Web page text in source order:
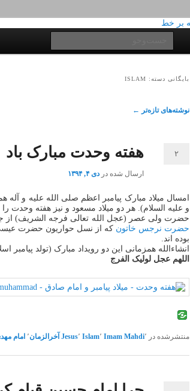
بایگانی دسته: ISLAM
ناوبری
نوشته‌های تازه‌تر ←
هفته وحدت مبارک باد
ارسال شده دردی ۴, ۱۳۹۴
۲
امسال میلاد مبارک پیامبر اعظم صلی الله علیه و
و علیه السلام). هر دو میلاد مسعود و نیز هفته
حضرت ولی عصر (عجل الله تعالی فرجه الشریف) از
حضرت نرجس خاتون که از نسل حواریون حضرت
بوده اند.
انشاءالله همزمانی این دو رویداد مبارک (تولد پیامبر
اللهم عجل لولیک الفرج
منتشرشده در Imam Mahdi٬ Islam٬ Jesus٬ آخرالزمان٬ امام